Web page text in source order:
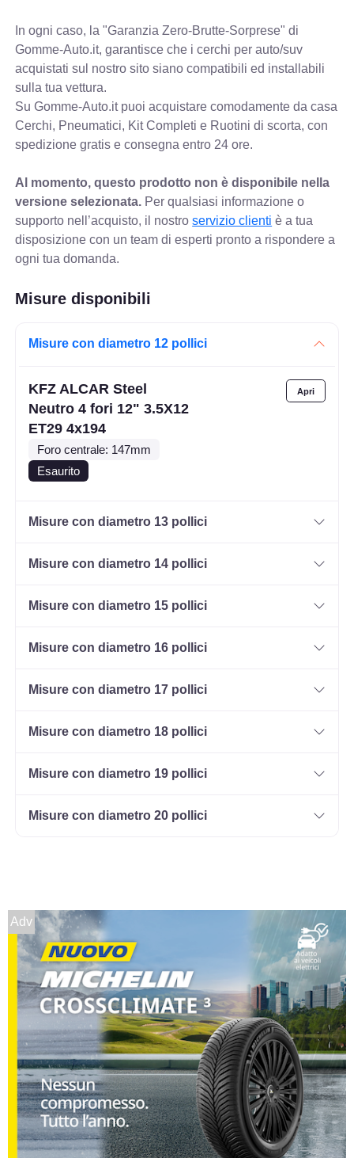
In ogni caso, la "Garanzia Zero-Brutte-Sorprese" di
Gomme-Auto.it, garantisce che i cerchi per auto/suv
acquistati sul nostro sito siano compatibili ed installabili
sulla tua vettura.
Su Gomme-Auto.it puoi acquistare comodamente da casa
Cerchi, Pneumatici, Kit Completi e Ruotini di scorta, con
spedizione gratis e consegna entro 24 ore.
Al momento, questo prodotto non è disponibile nella
versione selezionata. Per qualsiasi informazione o
supporto nell’acquisto, il nostroservizio clienti è a tua
disposizione con un team di esperti pronto a rispondere a
ogni tua domanda.
Misure disponibili
Misure con diametro 12 pollici
KFZ ALCAR Steel
Neutro 4 fori 12" 3.5X12
ET29 4x194
Foro centrale: 147mm
Esaurito
Misure con diametro 13 pollici
Misure con diametro 14 pollici
Misure con diametro 15 pollici
Misure con diametro 16 pollici
Misure con diametro 17 pollici
Misure con diametro 18 pollici
Misure con diametro 19 pollici
Misure con diametro 20 pollici
Adv